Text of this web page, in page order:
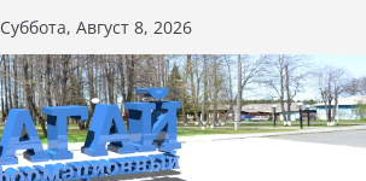
Суббота, Август 8, 2026